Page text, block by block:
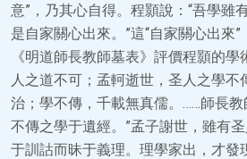
意”，乃其心自得。程顥說：“吾學雖
是自家關心出來。”這“自家關心出來”
《明道師長教師墓表》評價程顥的學
人之道不可；孟軻逝世，圣人之學不
治；學不傳，千載無真儒。……師長
不傳之學于遺經。”孟子謝世，雖有
于訓詁而昧于義理。理學家出，才發